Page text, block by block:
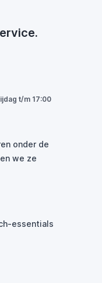
t/m 17:00
onder de
we ze
essentials